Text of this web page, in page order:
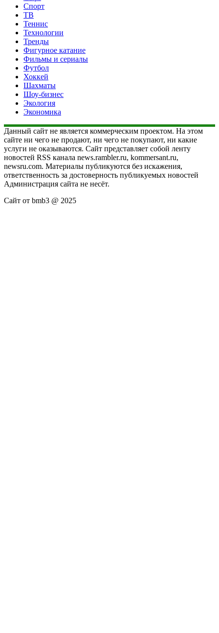
Спорт
ТВ
Теннис
Технологии
Тренды
Фигурное катание
Фильмы и сериалы
Футбол
Хоккей
Шахматы
Шоу-бизнес
Экология
Экономика
Данный сайт не является коммерческим проектом. На этом
сайте ни чего не продают, ни чего не покупают, ни какие
услуги не оказываются. Сайт представляет собой ленту
новостей RSS канала news.rambler.ru, kommersant.ru,
newsru.com. Материалы публикуются без искажения,
ответственность за достоверность публикуемых новостей
Администрация сайта не несёт.
Сайт от bmb3 @ 2025